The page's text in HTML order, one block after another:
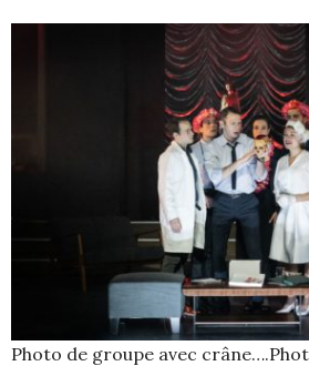
Photo de groupe avec